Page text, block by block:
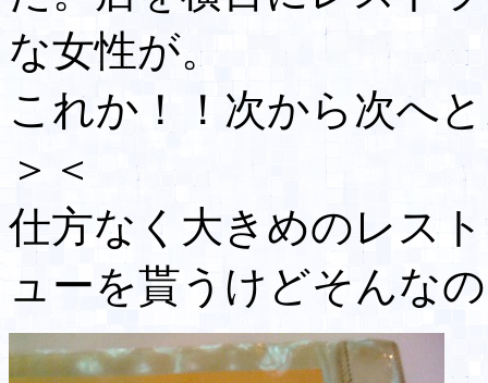
な女性が。
これか！！次から次へ
＞＜
仕方なく大きめのレス
ューを貰うけどそんな